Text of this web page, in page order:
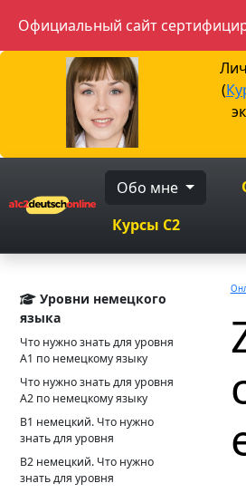
Официальный сайт
(
Обо мне
Курсы C2
Уровни немецкого
языка
Что нужно знать для уровня
А1 по немецкому языку
Что нужно знать для уровня
А2 по немецкому языку
B1 немецкий. Что нужно
знать для уровня
B2 немецкий. Что нужно
знать для уровня